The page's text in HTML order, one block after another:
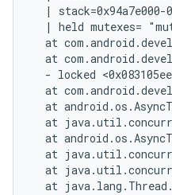
| stack=0x94a7e000-
| held mutexes=
at
at
- locked
at
at
at
at
at
at
at